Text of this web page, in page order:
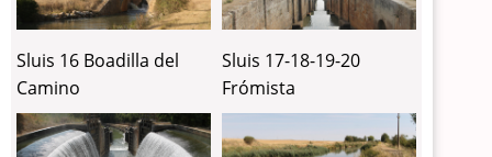
Sluis 16 Boadilla del
Camino
Sluis 17-18-19-20
Frómista